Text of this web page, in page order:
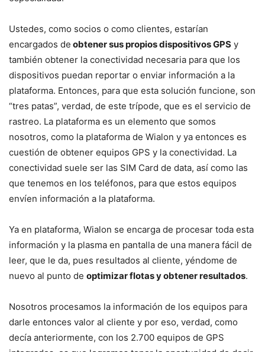
Ustedes, como socios o como clientes, estarían
encargados de obtener sus propios dispositivos GPS y
también obtener la conectividad necesaria para que los
dispositivos puedan reportar o enviar información a la
plataforma. Entonces, para que esta solución funcione, son
“tres patas”, verdad, de este trípode, que es el servicio de
rastreo. La plataforma es un elemento que somos
nosotros, como la plataforma de Wialon y ya entonces es
cuestión de obtener equipos GPS y la conectividad. La
conectividad suele ser las SIM Card de data, así como las
que tenemos en los teléfonos, para que estos equipos
envíen información a la plataforma.
Ya en plataforma, Wialon se encarga de procesar toda esta
información y la plasma en pantalla de una manera fácil de
leer, que le da, pues resultados al cliente, yéndome de
nuevo al punto de optimizar flotas y obtener resultados.
Nosotros procesamos la información de los equipos para
darle entonces valor al cliente y por eso, verdad, como
decía anteriormente, con los 2.700 equipos de GPS